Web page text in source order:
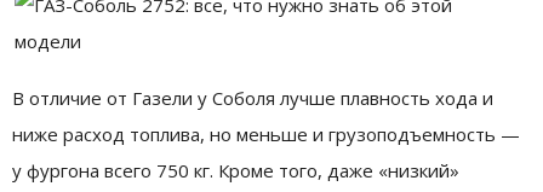
В отличие от Газели у Соболя лучше плавность хода и
ниже расход топлива, но меньше и грузоподъемность —
у фургона всего 750 кг. Кроме того, даже «низкий»